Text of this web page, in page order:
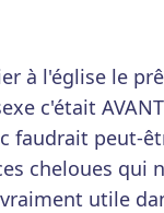
à l'église le
c'était
faudrait peut-
cheloues qui
utile